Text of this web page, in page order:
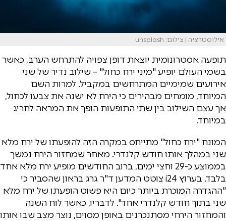
אילוסטרציה | צילום: unsplash
תופעה אסטרונומית יוצאת דופן צפויה להתרחש הערב, כאשר
בשמי העולם יופיע "מיני ירח כחול" – שילוב נדיר של שני
אירועים שמימיים המתרחשים במקביל. למרות השם
המיוחד, מומחים מבהירים כי הירח לא ישנה את צבעו לכחול,
אך עצם השילוב בין שתי התופעות הופך את המראה לחריג
במיוחד.
המונח "ירח כחול" מתייחס במקרה הזה להופעתו של ירח מלא
שני במהלך אותו חודש קלנדרי. מאחר שמחזור הירח נמשך
בממוצע כ-29 וחצי ימים, ברוב החודשים מופיע ירח מלא אחד
בלבד. בערוץ i24 צוטט המדען ד"ר גרג בראון שהסביר כי
"ההגדרה המוכרת ביותר כיום היא פשוט הופעתו של ירח מלא
שני בתוך חודש קלנדרי אחד". לדבריו, כאשר לוח השנה
והמחזור הירחי מסתנכרנים באופן מסוים, נוצר מצב שבו אותו